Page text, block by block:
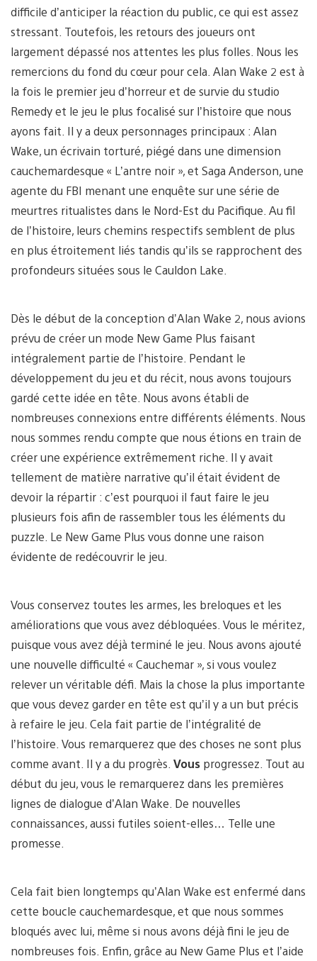
difficile d’anticiper la réaction du public, ce qui est assez
stressant. Toutefois, les retours des joueurs ont
largement dépassé nos attentes les plus folles. Nous les
remercions du fond du cœur pour cela. Alan Wake 2 est à
la fois le premier jeu d’horreur et de survie du studio
Remedy et le jeu le plus focalisé sur l’histoire que nous
ayons fait. Il y a deux personnages principaux : Alan
Wake, un écrivain torturé, piégé dans une dimension
cauchemardesque « L’antre noir », et Saga Anderson, une
agente du FBI menant une enquête sur une série de
meurtres ritualistes dans le Nord-Est du Pacifique. Au fil
de l’histoire, leurs chemins respectifs semblent de plus
en plus étroitement liés tandis qu’ils se rapprochent des
profondeurs situées sous le Cauldon Lake.
Dès le début de la conception d’Alan Wake 2, nous avions
prévu de créer un mode New Game Plus faisant
intégralement partie de l’histoire. Pendant le
développement du jeu et du récit, nous avons toujours
gardé cette idée en tête. Nous avons établi de
nombreuses connexions entre différents éléments. Nous
nous sommes rendu compte que nous étions en train de
créer une expérience extrêmement riche. Il y avait
tellement de matière narrative qu’il était évident de
devoir la répartir : c’est pourquoi il faut faire le jeu
plusieurs fois afin de rassembler tous les éléments du
puzzle. Le New Game Plus vous donne une raison
évidente de redécouvrir le jeu.
Vous conservez toutes les armes, les breloques et les
améliorations que vous avez débloquées. Vous le méritez,
puisque vous avez déjà terminé le jeu. Nous avons ajouté
une nouvelle difficulté « Cauchemar », si vous voulez
relever un véritable défi. Mais la chose la plus importante
que vous devez garder en tête est qu’il y a un but précis
à refaire le jeu. Cela fait partie de l’intégralité de
l’histoire. Vous remarquerez que des choses ne sont plus
comme avant. Il y a du progrès. Vous progressez. Tout au
début du jeu, vous le remarquerez dans les premières
lignes de dialogue d’Alan Wake. De nouvelles
connaissances, aussi futiles soient-elles… Telle une
promesse.
Cela fait bien longtemps qu’Alan Wake est enfermé dans
cette boucle cauchemardesque, et que nous sommes
bloqués avec lui, même si nous avons déjà fini le jeu de
nombreuses fois. Enfin, grâce au New Game Plus et l’aide